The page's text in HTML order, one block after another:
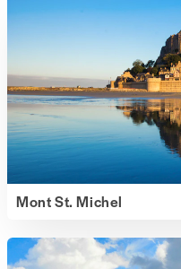
Mont St. Michel